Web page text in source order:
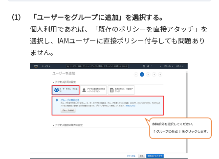
（1）
「ユーザーをグループに追加」を選択する。
個人利用であれば、「既存のポリシーを直接アタッチ」を
選択し、IAMユーザーに直接ポリシー付与しても問題あり
ません。